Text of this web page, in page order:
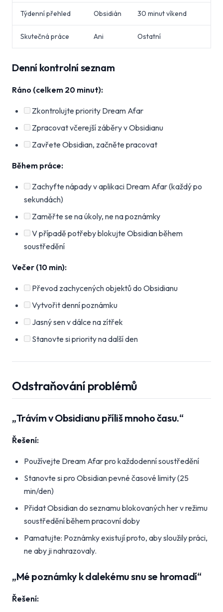
Týdenní přehled Obsidián 30 minut víkend
Skutečná práce Ani Ostatní
Denní kontrolní seznam
Ráno (celkem 20 minut):
Zkontrolujte priority Dream Afar
Zpracovat včerejší záběry v Obsidianu
Zavřete Obsidian, začněte pracovat
Během práce:
Zachyťte nápady v aplikaci Dream Afar (každý po
sekundách)
Zaměřte se na úkoly, ne na poznámky
V případě potřeby blokujte Obsidian během
soustředění
Večer (10 min):
Převod zachycených objektů do Obsidianu
Vytvořit denní poznámku
Jasný sen v dálce na zítřek
Stanovte si priority na další den
Odstraňování problémů
„Trávím v Obsidianu příliš mnoho času.“
Řešení:
Používejte Dream Afar pro každodenní soustředění
Stanovte si pro Obsidian pevné časové limity (25
min/den)
Přidat Obsidian do seznamu blokovaných her v režimu
soustředění během pracovní doby
Pamatujte: Poznámky existují proto, aby sloužily práci,
ne aby ji nahrazovaly.
„Mé poznámky k dalekému snu se hromadí“
Řešení: